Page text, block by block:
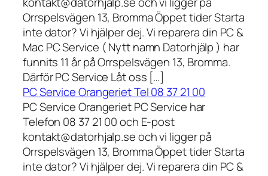
Orrspelsvägen 13, Bromma Öppet tider Starta
inte dator? Vi hjälper dej. Vi reparera din PC &
Mac PC Service ( Nytt namn Datorhjälp ) har
funnits 11 år på Orrspelsvägen 13, Bromma.
Därför PC Service Låt oss […]
PC Service Orangeriet Tel 08 37 21 00
PC Service Orangeriet PC Service har
Telefon 08 37 21 00 och E-post
kontakt@datorhjalp.se och vi ligger på
Orrspelsvägen 13, Bromma Öppet tider Starta
inte dator? Vi hjälper dej. Vi reparera din PC &